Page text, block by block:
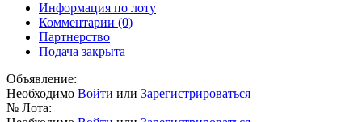
Информация по лоту
Комментарии (0)
Партнерство
Подача закрыта
Объявление:
Необходимо Войти или Зарегистрироваться
№ Лота: